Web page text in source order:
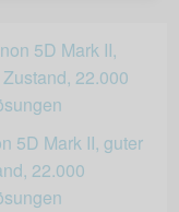
5D Mark II, guter
22.000